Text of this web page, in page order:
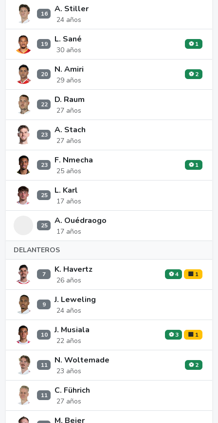
16 A. Stiller
24 años
19 L. Sané
30 años
⚽ 1
20 N. Amiri
29 años
⚽ 2
22 D. Raum
27 años
23 A. Stach
27 años
23 F. Nmecha
25 años
⚽ 1
25 L. Karl
17 años
25 A. Ouédraogo
17 años
DELANTEROS
7 K. Havertz
26 años
⚽ 4 🟨 1
9 J. Leweling
24 años
10 J. Musiala
22 años
⚽ 3 🟨 1
11 N. Woltemade
23 años
⚽ 2
11 C. Führich
27 años
M. Beier